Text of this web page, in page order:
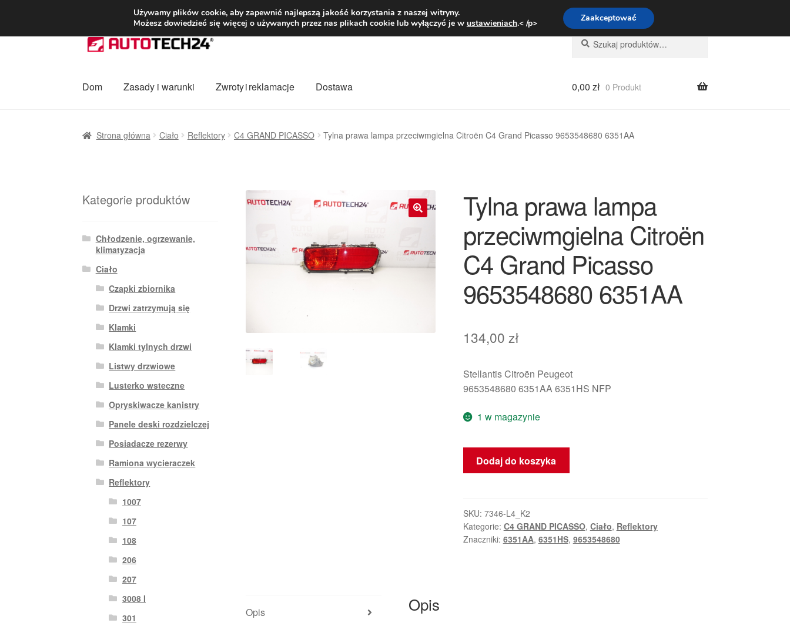
DOSTAWA od 31 zł Pn.-pt. 9:00-16:00800 003 167
Przejdź
do
Przejdź
do
Szukaj:
Szukaj
Dom Zasady i warunki Zwroty i reklamacje Dostawa 0,00 zł 0 Produkt
Strona główna Ciało Reflektory C4 GRAND PICASSO Tylna prawa lampa przeciwmgielna Citroën C4 Grand Picasso 9653548680 6351AA
Tylna prawa lampa
przeciwmgielna Citroën
C4 Grand Picasso
9653548680 6351AA
134,00 zł
Stellantis Citroën Peugeot
9653548680 6351AA 6351HS NFP
1 w magazynie
ilość
Tylna
przeciwmgielna
Citroën
C4
Dodaj do koszyka
SKU: 7346-L4_K2
Kategorie: C4 GRAND PICASSO, Ciało, Reflektory
Znaczniki: 6351AA, 6351HS, 9653548680
Opis Opis
Kategorie produktów
Chłodzenie, ogrzewanie,
klimatyzacja
Ciało
Czapki zbiornika
Drzwi zatrzymują się
Klamki
Klamki tylnych drzwi
Listwy drzwiowe
Lusterko wsteczne
Opryskiwacze kanistry
Panele deski rozdzielczej
Posiadacze rezerwy
Ramiona wycieraczek
Reflektory
1007
107
108
206
207
3008 I
301
Używamy plików cookie, aby zapewnić najlepszą jakość korzystania z naszej witryny.
Możesz dowiedzieć się więcej o używanych przez nas plikach cookie lub wyłączyć je w ustawieniach.< /p> Zaakceptować